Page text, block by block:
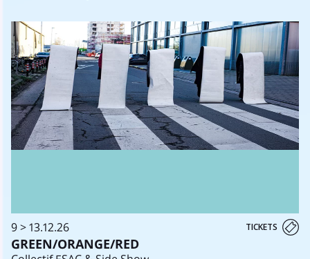
9 > 13.12.26 TICKETS
GREEN/ORANGE/RED